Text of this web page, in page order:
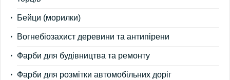
Бейци (морилки)
Вогнебіозахист деревини та антипірени
Фарби для будівництва та ремонту
Фарби для розмітки автомобільних доріг